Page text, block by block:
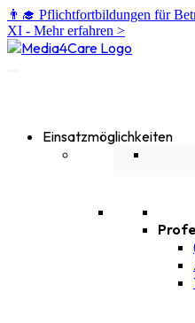
👨‍🎓 Pflichtfortbildungen für
XI - Mehr erfahren >
Einsatzmöglichkeiten